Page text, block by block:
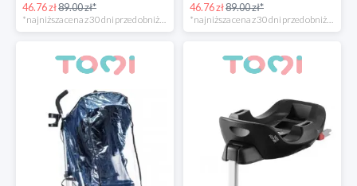
46.76 zł89.00 zł* 46.76 zł89.00 zł*